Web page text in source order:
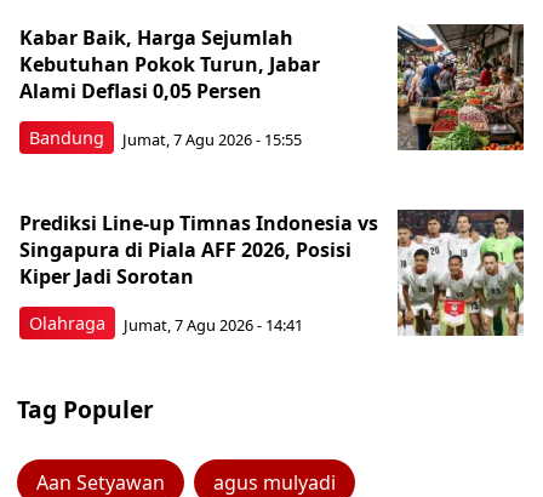
Bandung
Kabar Baik, Harga Sejumlah
Kebutuhan Pokok Turun, Jabar
Alami Deflasi 0,05 Persen
Jumat, 7 Agu 2026 - 15:55
Olahraga
Prediksi Line-up Timnas Indonesia vs
Singapura di Piala AFF 2026, Posisi
Kiper Jadi Sorotan
Jumat, 7 Agu 2026 - 14:41
Tag Populer
Aan Setyawan agus mulyadi